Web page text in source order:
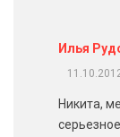
Илья
Никита,